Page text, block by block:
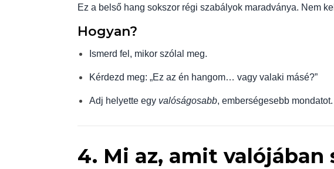
Ez a belső hang sokszor régi szabályok maradványa. Nem
Hogyan?
Ismerd fel, mikor szólal meg.
Kérdezd meg: „Ez az én hangom… vagy valaki másé?”
Adj helyette egy valóságosabb, emberségesebb mondatot.
4. Mi az, amit valójában